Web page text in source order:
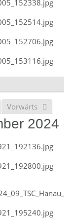
Vorwärts
2024